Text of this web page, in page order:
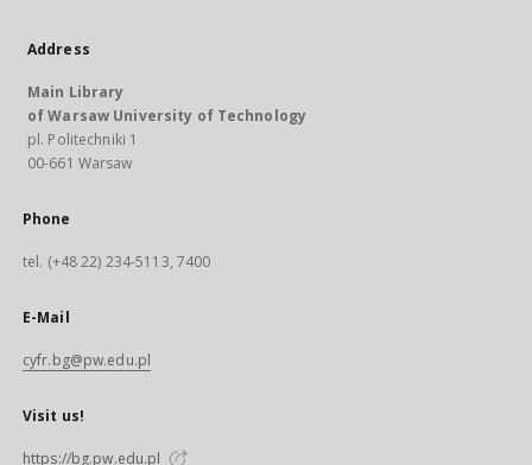
Address
Main Library
of Warsaw University of Technology
pl. Politechniki 1
00-661 Warsaw
Phone
tel. (+48 22) 234-5113, 7400
E-Mail
cyfr.bg@pw.edu.pl
Visit us!
https://bg.pw.edu.pl